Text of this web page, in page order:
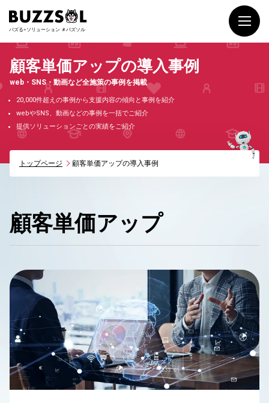
顧客単価アップの導入事例
web・SNS・動画など全施策の事例を掲載
20,000件超えの事例から支援内容の傾向と事例を紹介
webやSNS、動画などの事例を一括でご紹介
提供ソリューションごとの実績をご紹介
トップページ 顧客単価アップの導入事例
顧客単価アップ